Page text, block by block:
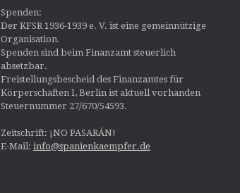
Spenden:
Der KFSR 1936-1939 e. V. ist eine gemeinnützige
Organisation.
Spenden sind beim Finanzamt steuerlich
absetzbar.
Freistellungsbescheid des Finanzamtes für
Körperschaften I, Berlin ist aktuell vorhanden
Steuernummer 27/670/54593.
Zeitschrift: ¡NO PASARÁN!
E-Mail: info@spanienkaempfer.de